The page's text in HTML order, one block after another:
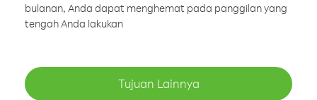
bulanan, Anda dapat menghemat pada panggilan yang
tengah Anda lakukan
Tujuan Lainnya